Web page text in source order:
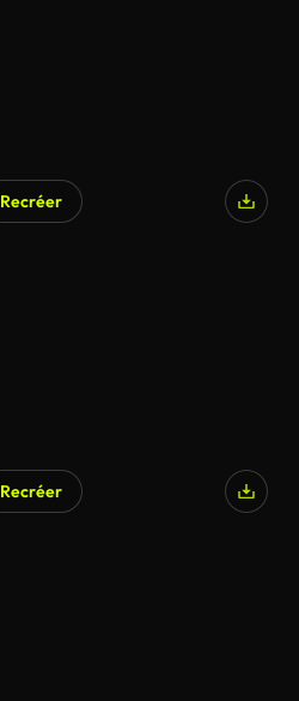
Recréer
Recréer